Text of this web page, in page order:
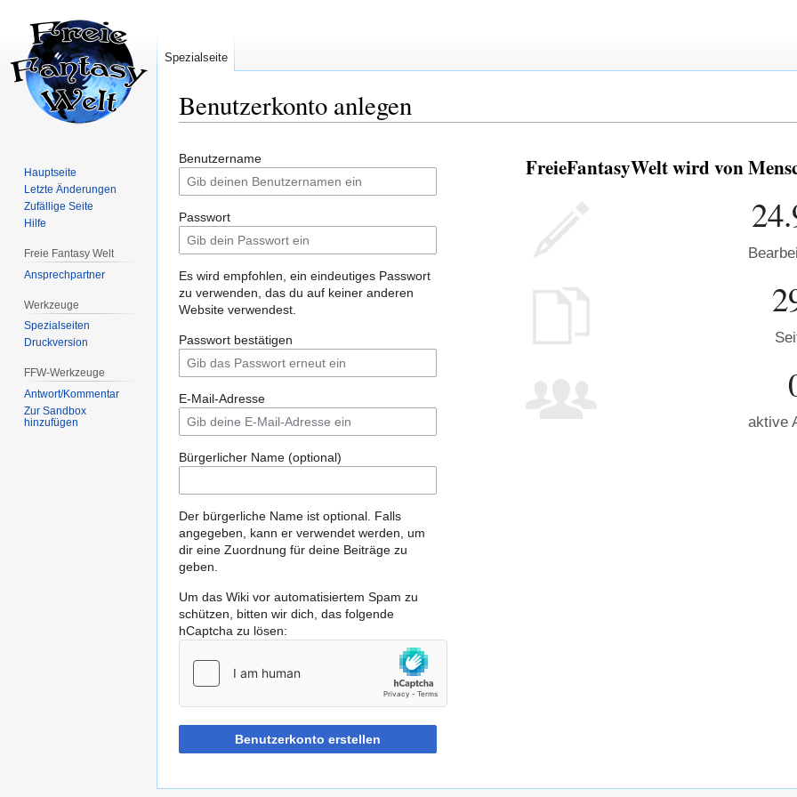
Benutzerkonto anlegen
Navigation
springen
Suche
springen
Benutzername
Passwort
Es wird empfohlen, ein eindeutiges Passwort
zu verwenden, das du auf keiner anderen
Website verwendest.
Passwort bestätigen
E-Mail-Adresse
Bürgerlicher Name (optional)
Der bürgerliche Name ist optional. Falls
angegeben, kann er verwendet werden, um
dir eine Zuordnung für deine Beiträge zu
geben.
Um das Wiki vor automatisiertem Spam zu
schützen, bitten wir dich, das folgende
hCaptcha zu lösen:
Benutzerkonto erstellen
FreieFantasyWelt wird von
aktive
Spezialseite
Hauptseite
Letzte Änderungen
Zufällige Seite
Hilfe
Freie Fantasy Welt
Ansprechpartner
Werkzeuge
Spezialseiten
Druckversion
FFW-Werkzeuge
Antwort/Kommentar
Zur Sandbox
hinzufügen